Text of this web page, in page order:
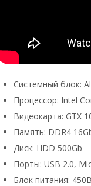
Системный блок:
Процессор: Intel
Видеокарта: GTX
Память: DDR4
Диск: HDD 500Gb
Порты: USB 2.0,
Блок питания: